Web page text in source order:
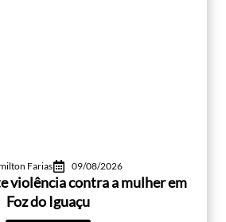
Farias 09/08/2026
violência contra a mulher em
Foz do Iguaçu